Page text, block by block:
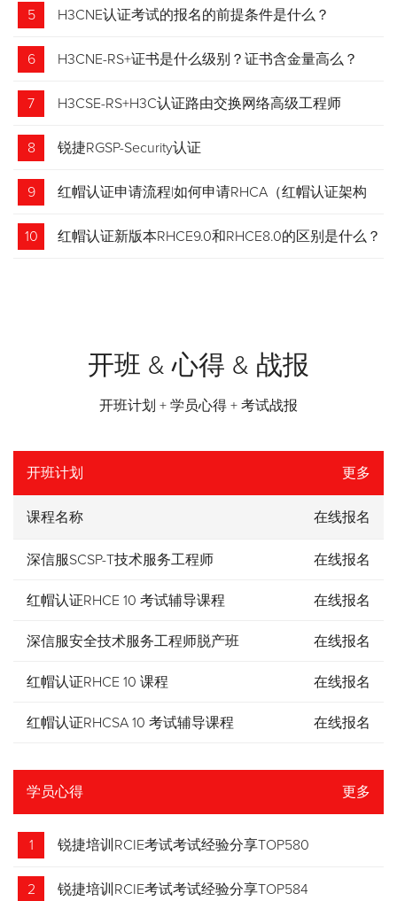
么？
5 H3CNE认证考试的报名的前提条件是什么？
6 H3CNE-RS+证书是什么级别？证书含金量高么？
7 H3CSE-RS+H3C认证路由交换网络高级工程师
8 锐捷RGSP-Security认证
9 红帽认证申请流程|如何申请RHCA（红帽认证架构
师）证书？申请步骤请收藏！
10 红帽认证新版本RHCE9.0和RHCE8.0的区别是什么？
开班 & 心得 & 战报
开班计划 + 学员心得 + 考试战报
开班计划 更多
课程名称 在线报名
深信服SCSP-T技术服务工程师 在线报名
红帽认证RHCE 10 考试辅导课程 在线报名
深信服安全技术服务工程师脱产班 在线报名
红帽认证RHCE 10 课程 在线报名
红帽认证RHCSA 10 考试辅导课程 在线报名
学员心得 更多
1 锐捷培训RCIE考试考试经验分享TOP580
2 锐捷培训RCIE考试考试经验分享TOP584